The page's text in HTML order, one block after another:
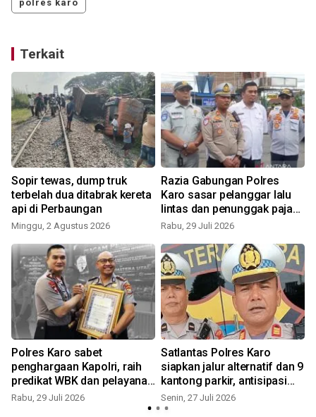
polres karo
Terkait
Sopir tewas, dump truk
terbelah dua ditabrak kereta
api di Perbaungan
Minggu, 2 Agustus 2026
Razia Gabungan Polres
Karo sasar pelanggar lalu
lintas dan penunggak pajak,
warga bisa langsung bayar
Rabu, 29 Juli 2026
Polres Karo sabet
penghargaan Kapolri, raih
predikat WBK dan pelayanan
prima Kategori A
Rabu, 29 Juli 2026
Satlantas Polres Karo
siapkan jalur alternatif dan 9
kantong parkir, antisipasi
lonjakan pengunjung
Festival Bunga dan Buah
Senin, 27 Juli 2026